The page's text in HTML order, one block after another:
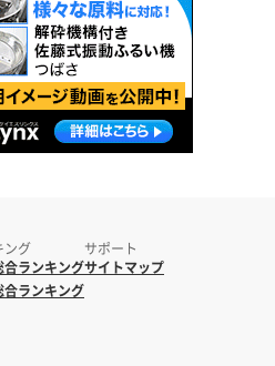
ング
合ランキング
合ランキング
サポート
サイトマップ